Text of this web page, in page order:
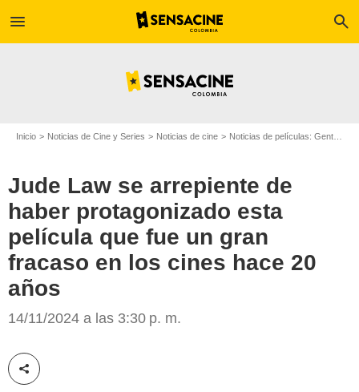
menu search
Inicio Noticias de Cine y Series Noticias de cine Noticias de películas: Gente
Jude Law se arrepiente de
haber protagonizado esta
película que fue un gran
fracaso en los cines hace 20
años
14/11/2024 a las 3:30 p. m.
Compartir esta noticia